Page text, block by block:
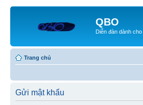
QBO
Diễn đàn dành
Trang chủ
Gửi mật khẩu